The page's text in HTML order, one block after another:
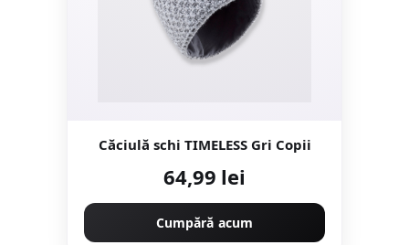
Căciulă schi TIMELESS Gri Copii
64,99 lei
Cumpără acum